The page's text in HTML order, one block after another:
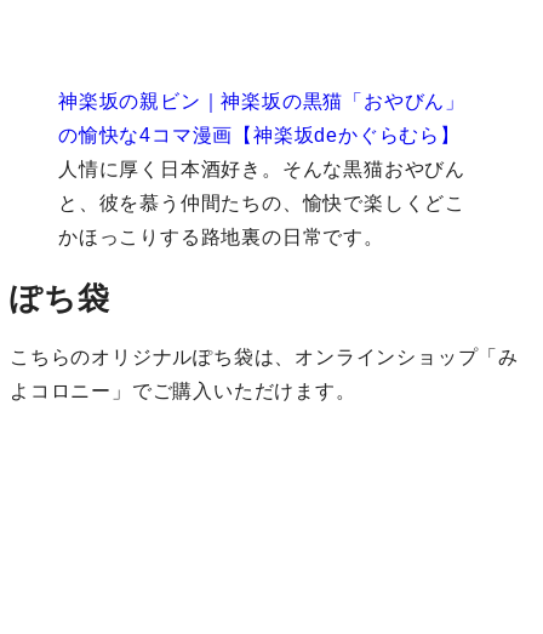
神楽坂の親ビン｜神楽坂の黒猫「おやびん」
の愉快な4コマ漫画【神楽坂deかぐらむら】
人情に厚く日本酒好き。そんな黒猫おやびん
と、彼を慕う仲間たちの、愉快で楽しくどこ
かほっこりする路地裏の日常です。
ぽち袋
こちらのオリジナルぽち袋は、オンラインショップ「み
よコロニー」でご購入いただけます。